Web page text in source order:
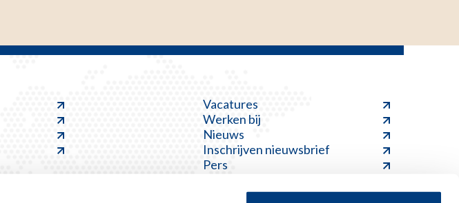
Vacatures
Werken bij
Nieuws
Inschrijven nieuwsbrief
Pers